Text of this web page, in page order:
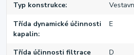
Typ konstrukce
Třída dynamické účinnosti
kapalin
E
Třída účinnosti filtrace D